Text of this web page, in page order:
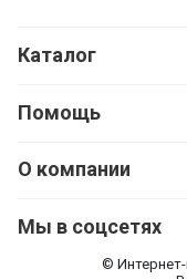
Каталог
Помощь
О компании
Мы в соцсетях
©